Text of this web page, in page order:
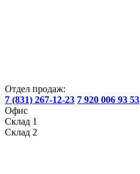
Отдел продаж:
7 (831) 267-12-23 7 920 006 93 53
Офис
Склад 1
Склад 2